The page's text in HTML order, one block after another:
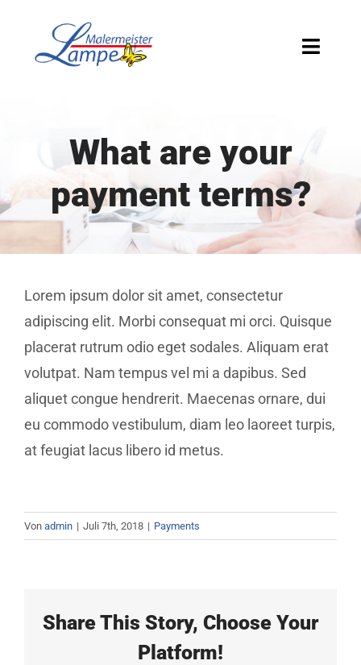
springen
Toggle
ÜBER UNS
LEISTUNGEN
KONTAKT
What are your
payment terms?
Lorem ipsum dolor sit amet, consectetur
adipiscing elit. Morbi consequat mi orci. Quisque
placerat rutrum odio eget sodales. Aliquam erat
volutpat. Nam tempus vel mi a dapibus. Sed
aliquet congue hendrerit. Maecenas ornare, dui
eu commodo vestibulum, diam leo laoreet turpis,
at feugiat lacus libero id metus.
Von admin | Juli 7th, 2018 | Payments
Share This Story, Choose Your
Platform!